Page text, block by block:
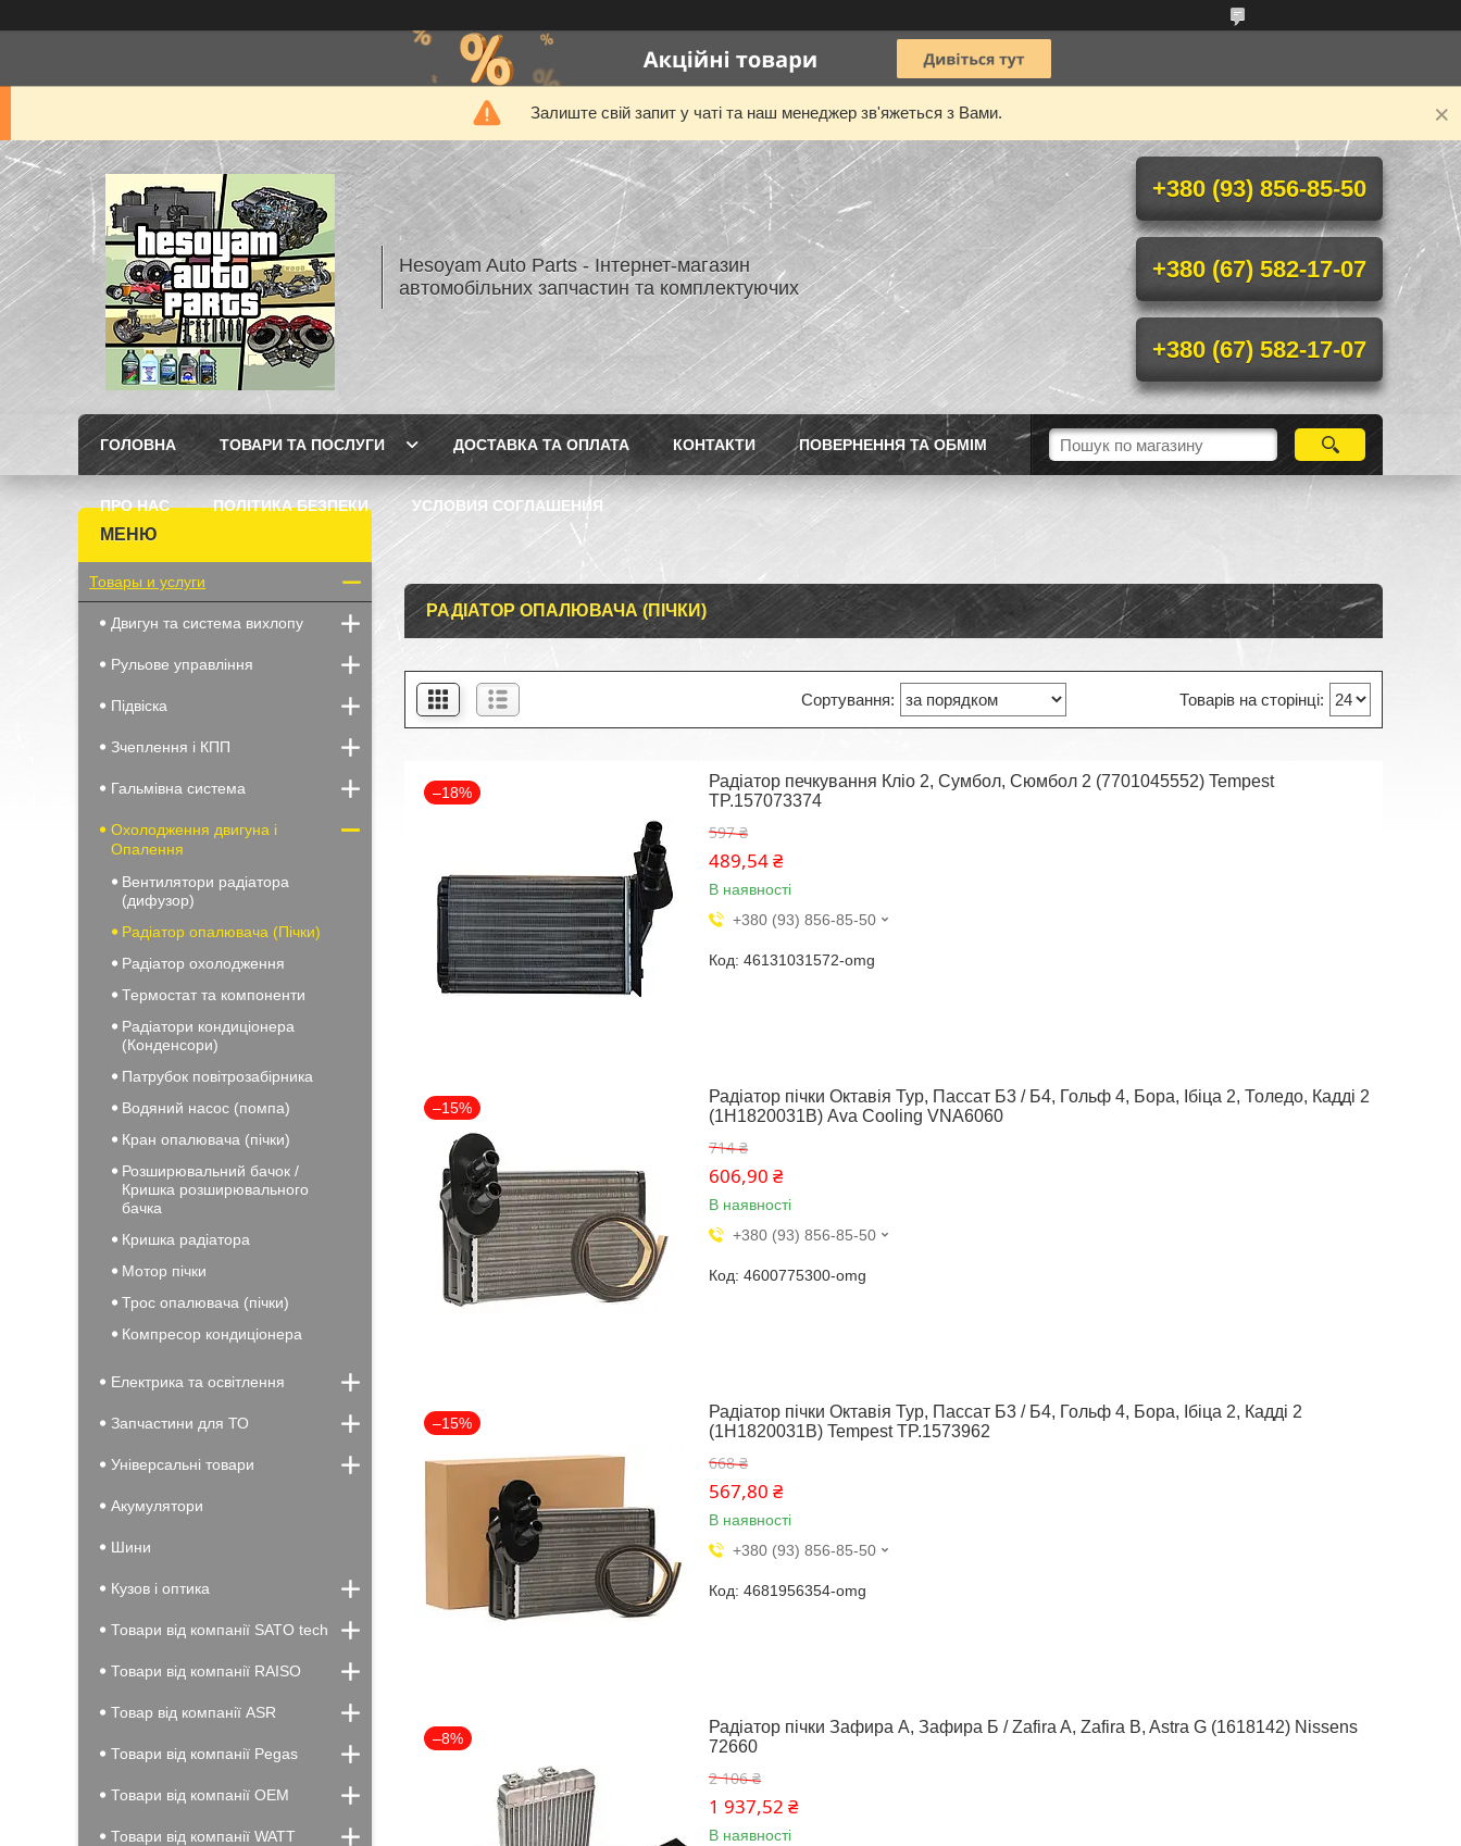
Залиште свій запит у чаті та наш менеджер зв'яжеться з Вами.
Hesoyam Auto Parts - Інтернет-магазин
автомобільних запчастин та комплектуючих
+380 (93) 856-85-50
+380 (67) 582-17-07
+380 (67) 582-17-07
ГОЛОВНА ТОВАРИ ТА ПОСЛУГИ ДОСТАВКА ТА ОПЛАТА КОНТАКТИ ПОВЕРНЕННЯ ТА ОБМІМ
ПРО НАС ПОЛІТИКА БЕЗПЕКИ УСЛОВИЯ СОГЛАШЕНИЯ
РАДІАТОР ОПАЛЮВАЧА (ПІЧКИ)
–18%
Радіатор печкування Кліо 2, Сумбол, Сюмбол 2 (7701045552) Tempest
TP.157073374
597 ₴
489,54 ₴
В наявності
+380 (93) 856-85-50
46131031572-omg
–15%
Радіатор пічки Октавія Тур, Пассат Б3 / Б4, Гольф 4, Бора, Ібіца 2, Толедо, Кадді 2
(1H1820031B) Ava Cooling VNA6060
714 ₴
606,90 ₴
В наявності
+380 (93) 856-85-50
4600775300-omg
–15%
Радіатор пічки Октавія Тур, Пассат Б3 / Б4, Гольф 4, Бора, Ібіца 2, Кадді 2
(1H1820031B) Tempest TP.1573962
668 ₴
567,80 ₴
В наявності
+380 (93) 856-85-50
4681956354-omg
–8%
Радіатор пічки Зафира А, Зафира Б / Zafira A, Zafira B, Astra G (1618142) Nissens
72660
2 106 ₴
1 937,52 ₴
В наявності
Товары и услуги
Двигун та система вихлопу
Рульове управління
Підвіска
Зчеплення і КПП
Гальмівна система
Охолодження двигуна і
Опалення
Вентилятори радіатора
(дифузор)
Радіатор опалювача (Пічки)
Радіатор охолодження
Термостат та компоненти
Радіатори кондиціонера
(Конденсори)
Патрубок повітрозабірника
Водяний насос (помпа)
Кран опалювача (пічки)
Розширювальний бачок /
Кришка розширювального
бачка
Кришка радіатора
Мотор пічки
Трос опалювача (пічки)
Компресор кондиціонера
Електрика та освітлення
Запчастини для ТО
Універсальні товари
Акумулятори
Шини
Кузов і оптика
Товари від компанії SATO tech
Товари від компанії RAISO
Товар від компанії ASR
Товари від компанії Pegas
Товари від компанії OEM
Товари від компанії WATT